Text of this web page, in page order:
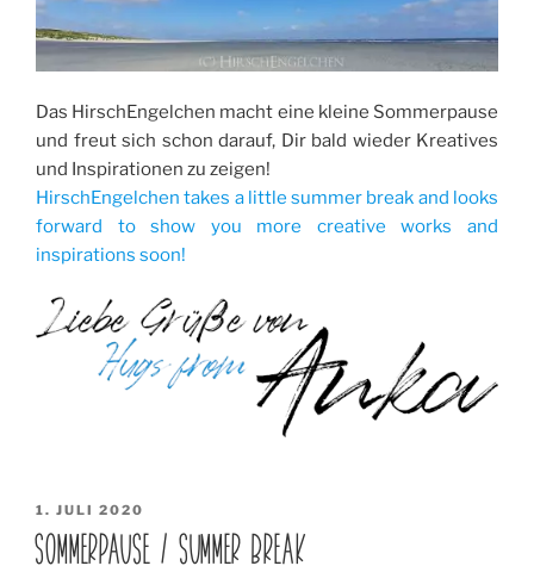
Das HirschEngelchen macht eine kleine Sommerpause
und freut sich schon darauf, Dir bald wieder Kreatives
und Inspirationen zu zeigen!
HirschEngelchen takes a little summer break and looks
forward to show you more creative works and
inspirations soon!
VERÖFFENTLICHT
AM
1. JULI 2020
SOMMERPAUSE / SUMMER BREAK